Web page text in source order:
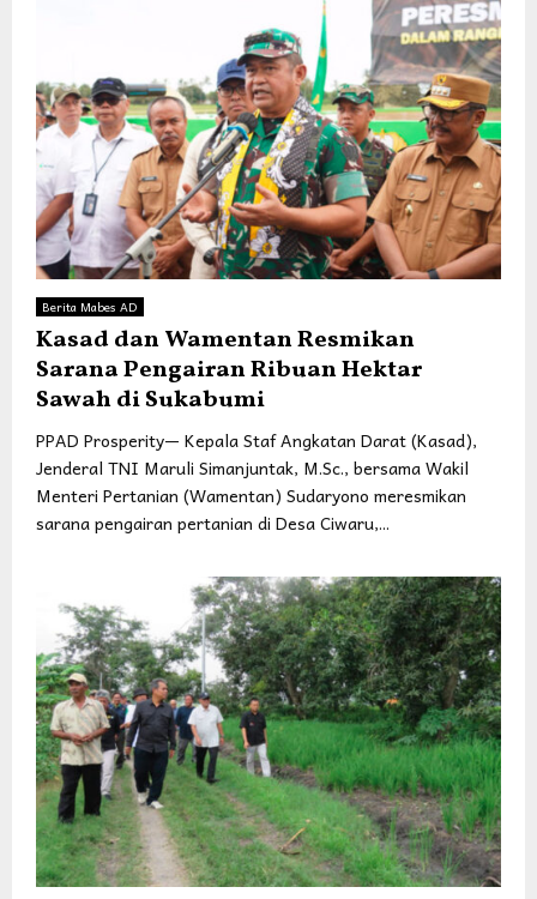
Berita Mabes AD
Kasad dan Wamentan Resmikan
Sarana Pengairan Ribuan Hektar
Sawah di Sukabumi
PPAD Prosperity— Kepala Staf Angkatan Darat (Kasad),
Jenderal TNI Maruli Simanjuntak, M.Sc., bersama Wakil
Menteri Pertanian (Wamentan) Sudaryono meresmikan
sarana pengairan pertanian di Desa Ciwaru,...